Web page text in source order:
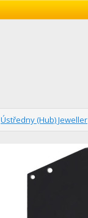
Ústředny (Hub) Jeweller